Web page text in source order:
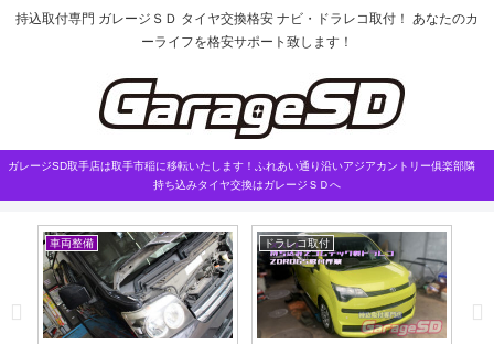
持込取付専門 ガレージＳＤ タイヤ交換格安 ナビ・ドラレコ取付！ あなたのカ
ーライフを格安サポート致します！
ガレージSD取手店は取手市稲に移転いたします！ふれあい通り沿いアジアカントリー俱楽部隣
持ち込みタイヤ交換はガレージＳＤへ
外装部品取り付け エアロ加工